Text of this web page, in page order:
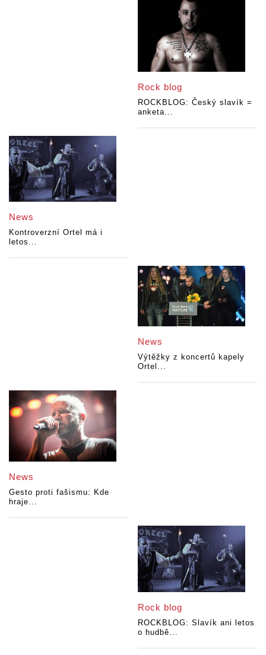
Rock blog
ROCKBLOG: Český slavík =
anketa...
News
Kontroverzní Ortel má i
letos...
News
Výtěžky z koncertů kapely
Ortel...
News
Gesto proti fašismu: Kde
hraje...
Rock blog
ROCKBLOG: Slavík ani letos
o hudbě...